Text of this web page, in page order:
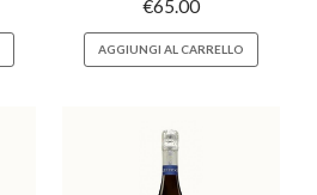
€65.00
AGGIUNGI AL CARRELLO